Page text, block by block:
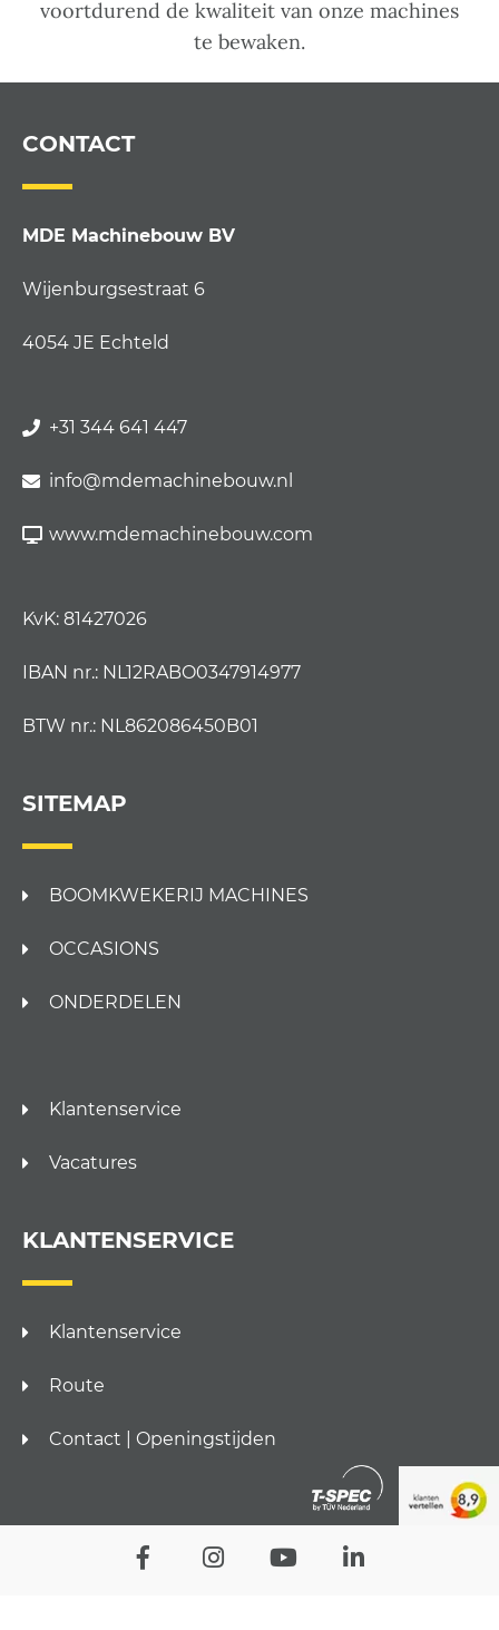
voortdurend de kwaliteit van onze machines
te bewaken.
CONTACT
MDE Machinebouw BV
Wijenburgsestraat 6
4054 JE Echteld
+31 344 641 447
info@mdemachinebouw.nl
www.mdemachinebouw.com
KvK: 81427026
IBAN nr.: NL12RABO0347914977
BTW nr.: NL862086450B01
SITEMAP
BOOMKWEKERIJ MACHINES
OCCASIONS
ONDERDELEN
Klantenservice
Vacatures
KLANTENSERVICE
Klantenservice
Route
Contact | Openingstijden